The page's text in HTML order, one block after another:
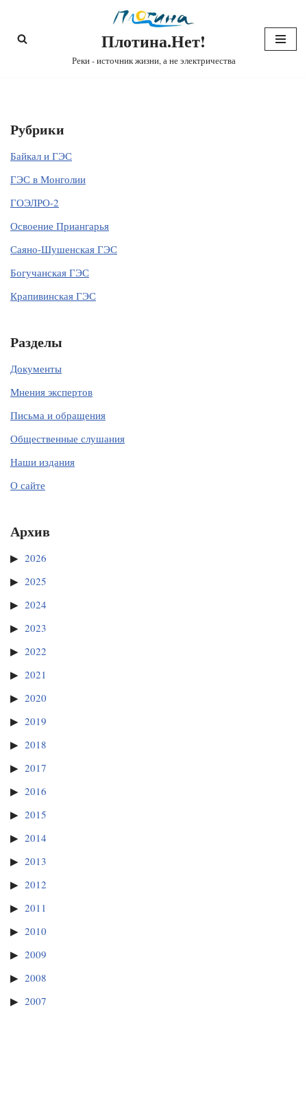
Перейти
Плотина.Нет!
Реки - источник жизни, а не электричества
Рубрики
Байкал и ГЭС
ГЭС в Монголии
ГОЭЛРО-2
Освоение Приангарья
Саяно-Шушенская ГЭС
Богучанская ГЭС
Крапивинская ГЭС
Разделы
Документы
Мнения экспертов
Письма и обращения
Общественные слушания
Наши издания
О сайте
Архив
2026
2025
2024
2023
2022
2021
2020
2019
2018
2017
2016
2015
2014
2013
2012
2011
2010
2009
2008
2007